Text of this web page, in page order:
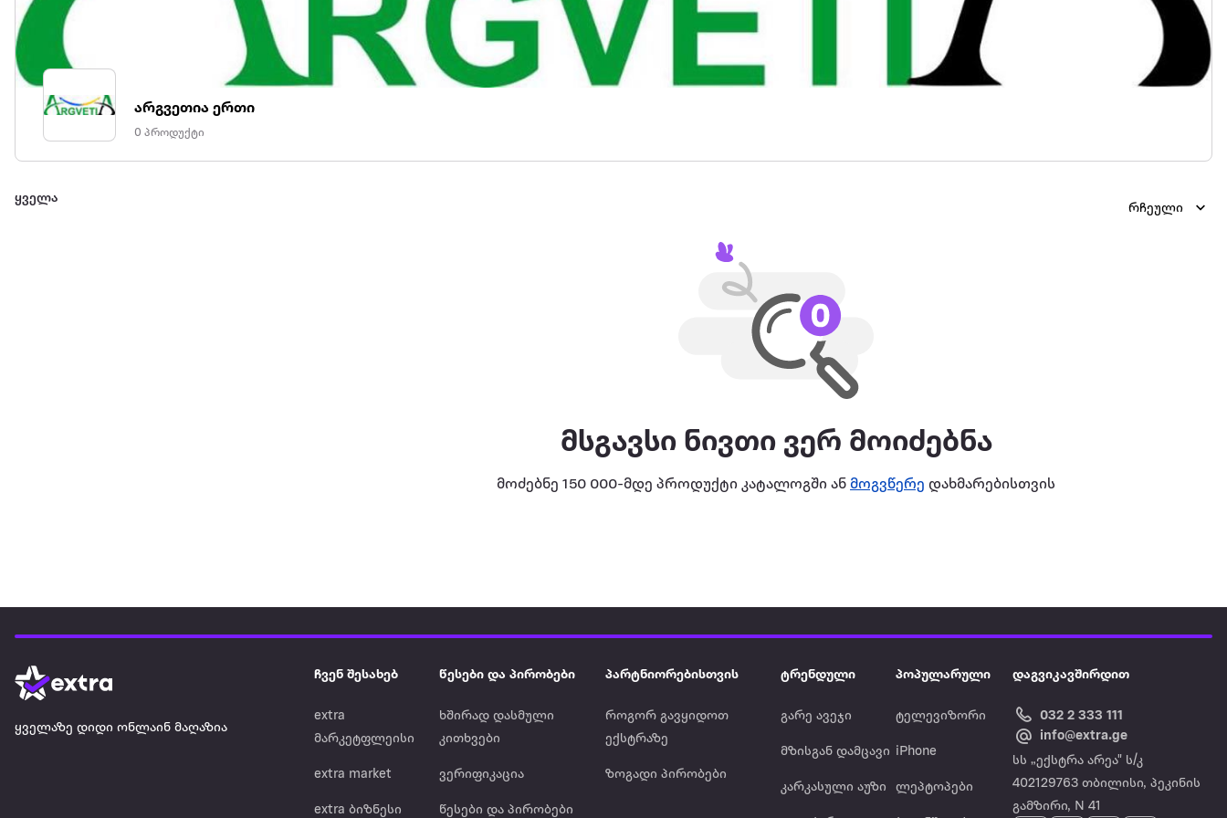
არგვეთია ერთი
0 პროდუქტი
ყველა
რჩეული
მსგავსი ნივთი ვერ მოიძებნა
მოძებნე 150 000-მდე პროდუქტი კატალოგში ან მოგვწერე დახმარებისთვის
ყველაზე დიდი ონლაინ მაღაზია
ჩვენ შესახებ
extra
მარკეტფლეისი
extra market
extra ბიზნესი
წესები და პირობები
ხშირად დასმული
კითხვები
ვერიფიკაცია
წესები და პირობები
პარტნიორებისთვის
როგორ გავყიდოთ
ექსტრაზე
ზოგადი პირობები
ტრენდული
გარე ავეჯი
მზისგან დამცავი
კარკასული აუზი
პოპულარული
ტელევიზორი
iPhone
ლეპტოპები
დაგვიკავშირდით
032 2 333 111
info@extra.ge
სს „ექსტრა არეა" ს/კ
402129763 თბილისი, პეკინის
გამზირი, N 41